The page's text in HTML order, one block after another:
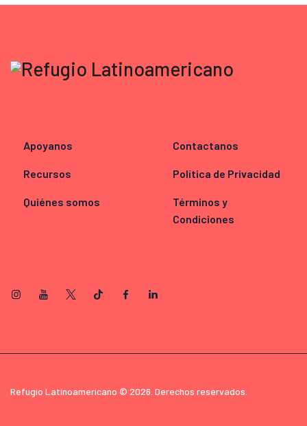
Apoyanos
Recursos
Quiénes somos
Contactanos
Política de Privacidad
Términos y
Condiciones
Refugio Latinoamericano © 2026. Derechos reservados.